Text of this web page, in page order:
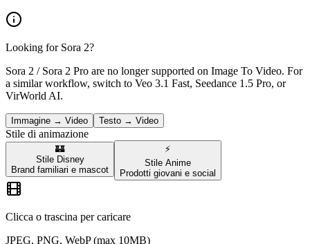
Looking for Sora 2?
Sora 2 / Sora 2 Pro are no longer supported on Image To Video. For
a similar workflow, switch to Veo 3.1 Fast, Seedance 1.5 Pro, or
VirWorld AI.
Immagine → Video Testo → Video
Stile di animazione
🏰
Stile Disney
Brand familiari e mascot
⚡
Stile Anime
Prodotti giovani e social
Clicca o trascina per caricare
JPEG, PNG, WebP (max 10MB)